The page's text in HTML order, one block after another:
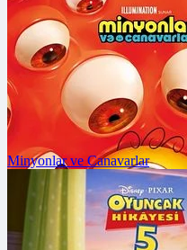
FRAGMANA GİT
Vizyon Tarihi: 17
FRAGMANA GİT
Vizyon Tarihi: 24
Minyonlar ve Canavarlar